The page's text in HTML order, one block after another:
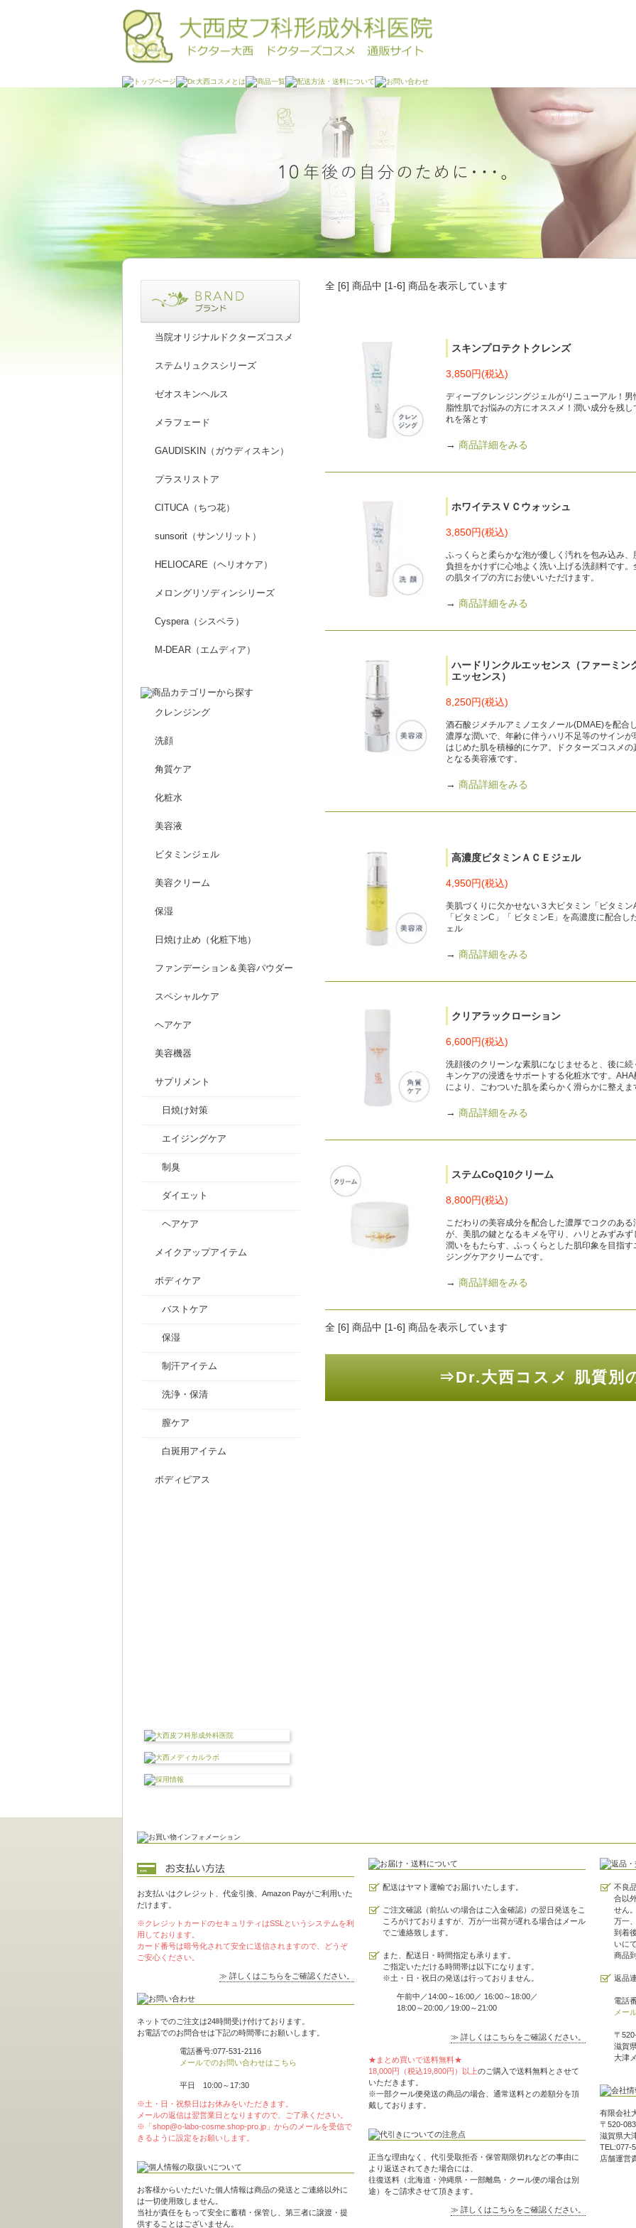
当院オリジナルドクターズコスメ
ステムリュクスシリーズ
ゼオスキンヘルス
メラフェード
GAUDISKIN（ガウディスキン）
プラスリストア
CITUCA（ちつ花）
sunsorit（サンソリット）
HELIOCARE（ヘリオケア）
メロングリソディンシリーズ
Cyspera（シスペラ）
M-DEAR（エムディア）
クレンジング
洗顔
角質ケア
化粧水
美容液
ビタミンジェル
美容クリーム
保湿
日焼け止め（化粧下地）
ファンデーション＆美容パウダー
スペシャルケア
ヘアケア
美容機器
サプリメント
日焼け対策
エイジングケア
制臭
ダイエット
ヘアケア
メイクアップアイテム
ボディケア
バストケア
保湿
制汗アイテム
洗浄・保清
膣ケア
白斑用アイテム
ボディピアス
全 [6] 商品中 [1-6] 商品を表示しています
スキンプロテクトクレンズ
3,850円(税込)
ディープクレンジングジェルがリニューアル！男
脂性肌でお悩みの方にオススメ！潤い成分を残し
れを落とす
→ 商品詳細をみる
ホワイテスＶＣウォッシュ
3,850円(税込)
ふっくらと柔らかな泡が優しく汚れを包み込み、
負担をかけずに心地よく洗い上げる洗顔料です。
の肌タイプの方にお使いいただけます。
→ 商品詳細をみる
ハードリンクルエッセンス（ファーミン
エッセンス）
8,250円(税込)
酒石酸ジメチルアミノエタノール(DMAE)を配合
濃厚な潤いで、年齢に伴うハリ不足等のサインが
はじめた肌を積極的にケア。ドクターズコスメの
となる美容液です。
→ 商品詳細をみる
高濃度ビタミンＡＣＥジェル
4,950円(税込)
美肌づくりに欠かせない３大ビタミン「ビタミン
「ビタミンC」「 ビタミンE」を高濃度に配合し
ェル
→ 商品詳細をみる
クリアラックローション
6,600円(税込)
洗顔後のクリーンな素肌になじませると、後に続
キンケアの浸透をサポートする化粧水です。AHA
により、ごわついた肌を柔らかく滑らかに整えま
→ 商品詳細をみる
ステムCoQ10クリーム
8,800円(税込)
こだわりの美容成分を配合した濃厚でコクのある
が、美肌の鍵となるキメを守り、ハリとみずみず
潤いをもたらす、ふっくらとした肌印象を目指す
ジングケアクリームです。
→ 商品詳細をみる
全 [6] 商品中 [1-6] 商品を表示しています
⇒Dr.大西コスメ 肌質別
お支払いはクレジット、代金引換、Amazon Payがご利用いた
だけます。
※クレジットカードのセキュリティはSSLというシステムを利
用しております。
カード番号は暗号化されて安全に送信されますので、どうぞ
ご安心ください。
≫ 詳しくはこちらをご確認ください。
ネットでのご注文は24時間受け付けております。
お電話でのお問合せは下記の時間帯にお願いします。
電話番号:077-531-2116
メールでのお問い合わせはこちら
平日 10:00～17:30
※土・日・祝祭日はお休みをいただきます。
メールの返信は翌営業日となりますので、ご了承ください。
※「shop@o-labo-cosme.shop-pro.jp」からのメールを受信で
きるように設定をお願いします。
お客様からいただいた個人情報は商品の発送とご連絡以外に
は一切使用致しません。
当社が責任をもって安全に蓄積・保管し、第三者に譲渡・提
供することはございません。
配送はヤマト運輸でお届けいたします。
ご注文確認（前払いの場合はご入金確認）の翌日発送をこ
ころがけておりますが、万が一出荷が遅れる場合はメール
でご連絡致します。
また、配送日・時間指定も承ります。
ご指定いただける時間帯は以下になります。
※土・日・祝日の発送は行っておりません。
午前中／14:00～16:00／ 16:00～18:00／
18:00～20:00／19:00～21:00
≫ 詳しくはこちらをご確認ください。
★まとめ買いで送料無料★
18,000円（税込19,800円）以上のご購入で送料無料とさせて
いただきます。
※一部クール便発送の商品の場合、通常送料との差額分を頂
戴しております。
正当な理由なく、代引受取拒否・保管期限切れなどの事由に
より返送されてきた場合には、
往復送料（北海道・沖縄県・一部離島・クール便の場合は別
途）をご請求させて頂きます。
≫ 詳しくはこちらをご確認ください。
不良
合以
せん
万一
到着
いに
商品
返品
電話
メー
〒
滋賀
大津
有限会社
〒520-
滋賀県大
TEL:077-
店舗運営